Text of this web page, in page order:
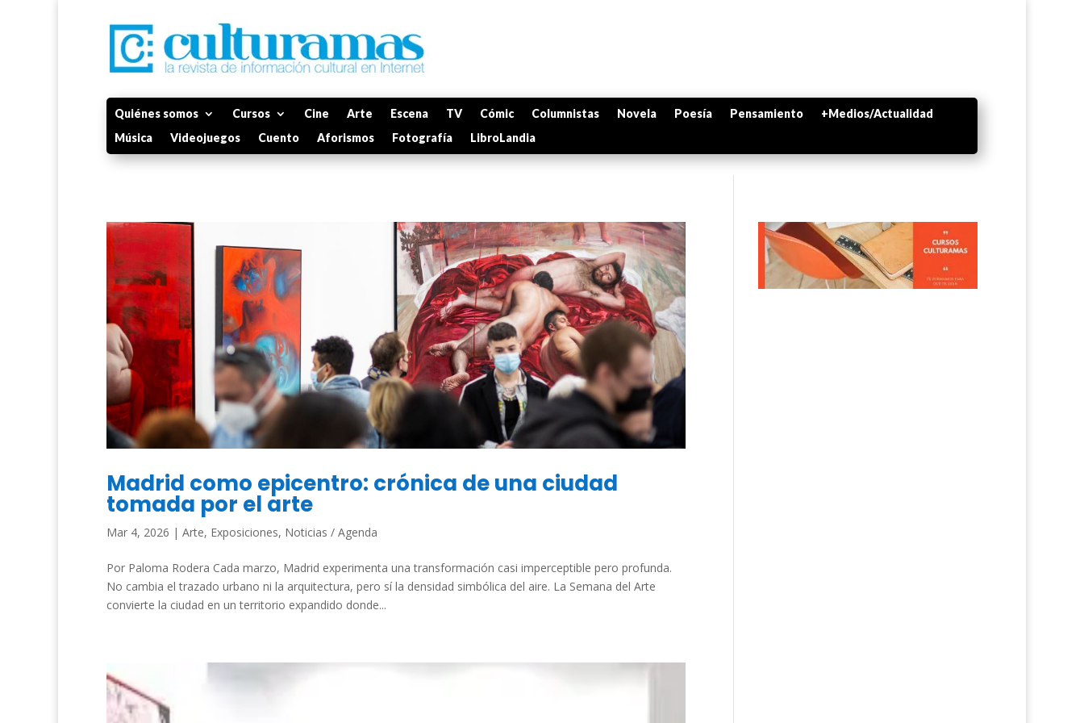
Quiénes somos Cursos Cine Arte Escena TV Cómic Columnistas Novela Poesía Pensamiento
+Medios/Actualidad
Música
Videojuegos Cuento Aforismos Fotografía LibroLandia
Madrid como epicentro: crónica de una ciudad
tomada por el arte
Mar 4, 2026 | Arte, Exposiciones, Noticias / Agenda
Por Paloma Rodera Cada marzo, Madrid experimenta una transformación casi imperceptible pero profunda.
No cambia el trazado urbano ni la arquitectura, pero sí la densidad simbólica del aire. La Semana del Arte
convierte la ciudad en un territorio expandido donde...